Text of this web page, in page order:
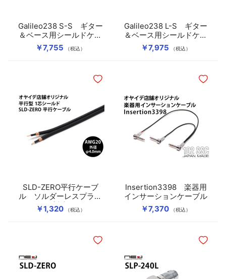
￥7,755 （税込）
Galileo238 S-S ギター
＆ベース用シールドケー
ブル
￥7,975 （税込）
Galileo238 L-S ギター
＆ベース用シールドケー
ブル
￥1,320 （税込）
SLD-ZERO平行ケーブ
ル ソルダーレスプラグ
対応
ほしいものリストに追加
￥7,370 （税込）
Insertion3398 楽器用
インサーションケーブル
ほしい
ほしいものリストに追加 ほしい